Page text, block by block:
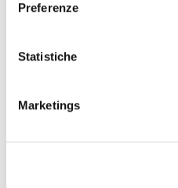
Preferenze
Statistiche
Marketings
TRAGEDIA IERI AD ERCOLANO:
Leggi l'articolo